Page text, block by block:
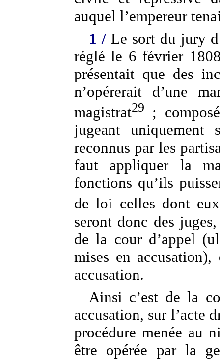
auquel l’empereur
1 / Le sort du jury
réglé le 6 février
présentait que des
n’opérerait d’une
magistrat29
;
jugeant uniquement
reconnus par les
faut appliquer la
fonctions qu’ils
de loi celles dont
seront donc des
de la cour d’appel
mises en
accusation.
Ainsi c’est de la
accusation, sur l’acte
procédure menée au
être opérée par la